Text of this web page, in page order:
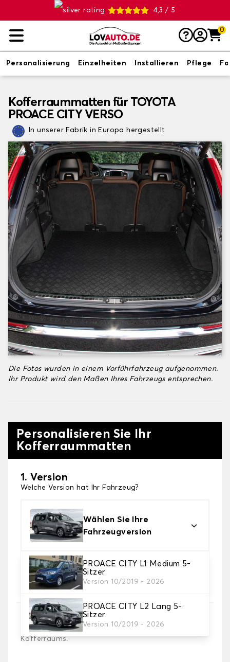
4,3 / 5
0
Personalisierung Einzelheiten Installieren Pflege
Kofferraummatten für TOYOTA
PROACE CITY VERSO
In unserer Fabrik in Europa hergestellt
Die Fotos wurden in einem Vorführfahrzeug aufgenommen.
Ihr Produkt wird den Maßen Ihres Fahrzeugs entsprechen.
Personalisieren Sie Ihr
Kofferraummatten
1. Version
Welche Version hat Ihr Fahrzeug?
Wählen Sie Ihre
Fahrzeugversion
PROACE CITY L1 Medium 5-
Sitzer
Version 10/2019 - 2026
PROACE CITY L2 Lang 5-
Sitzer
Version 10/2019 - 2026
2. Material
Wählen Sie das Material Ihrer Kofferraummatte
3. Teppichfarbe
Wählen Sie die Farbe Ihres Teppichs des
Kofferraums.